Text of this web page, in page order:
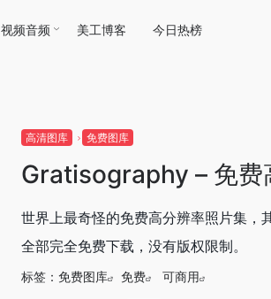
视频音频 美工博客 今日热榜
高清图库 免费图库
Gratisography – 免费
世界上最奇怪的免费高分辨率照片集，
全部完全免费下载，没有版权限制。
标签： 免费图库 免费 可商用